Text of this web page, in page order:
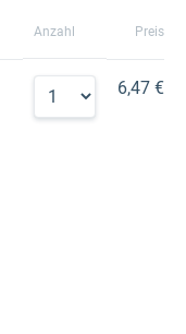
Anzahl Preis
6,47 €